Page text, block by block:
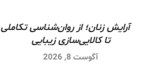
آرایش زنان؛ از روان‌شناسی تکاملی
تا کالایی‌سازی زیبایی
آگوست 8, 2026